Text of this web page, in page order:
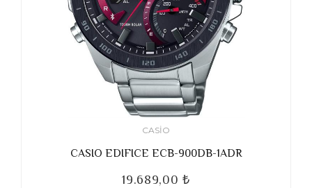
CASIO
CASIO EDIFICE ECB-900DB-1ADR
19.689,00 ₺